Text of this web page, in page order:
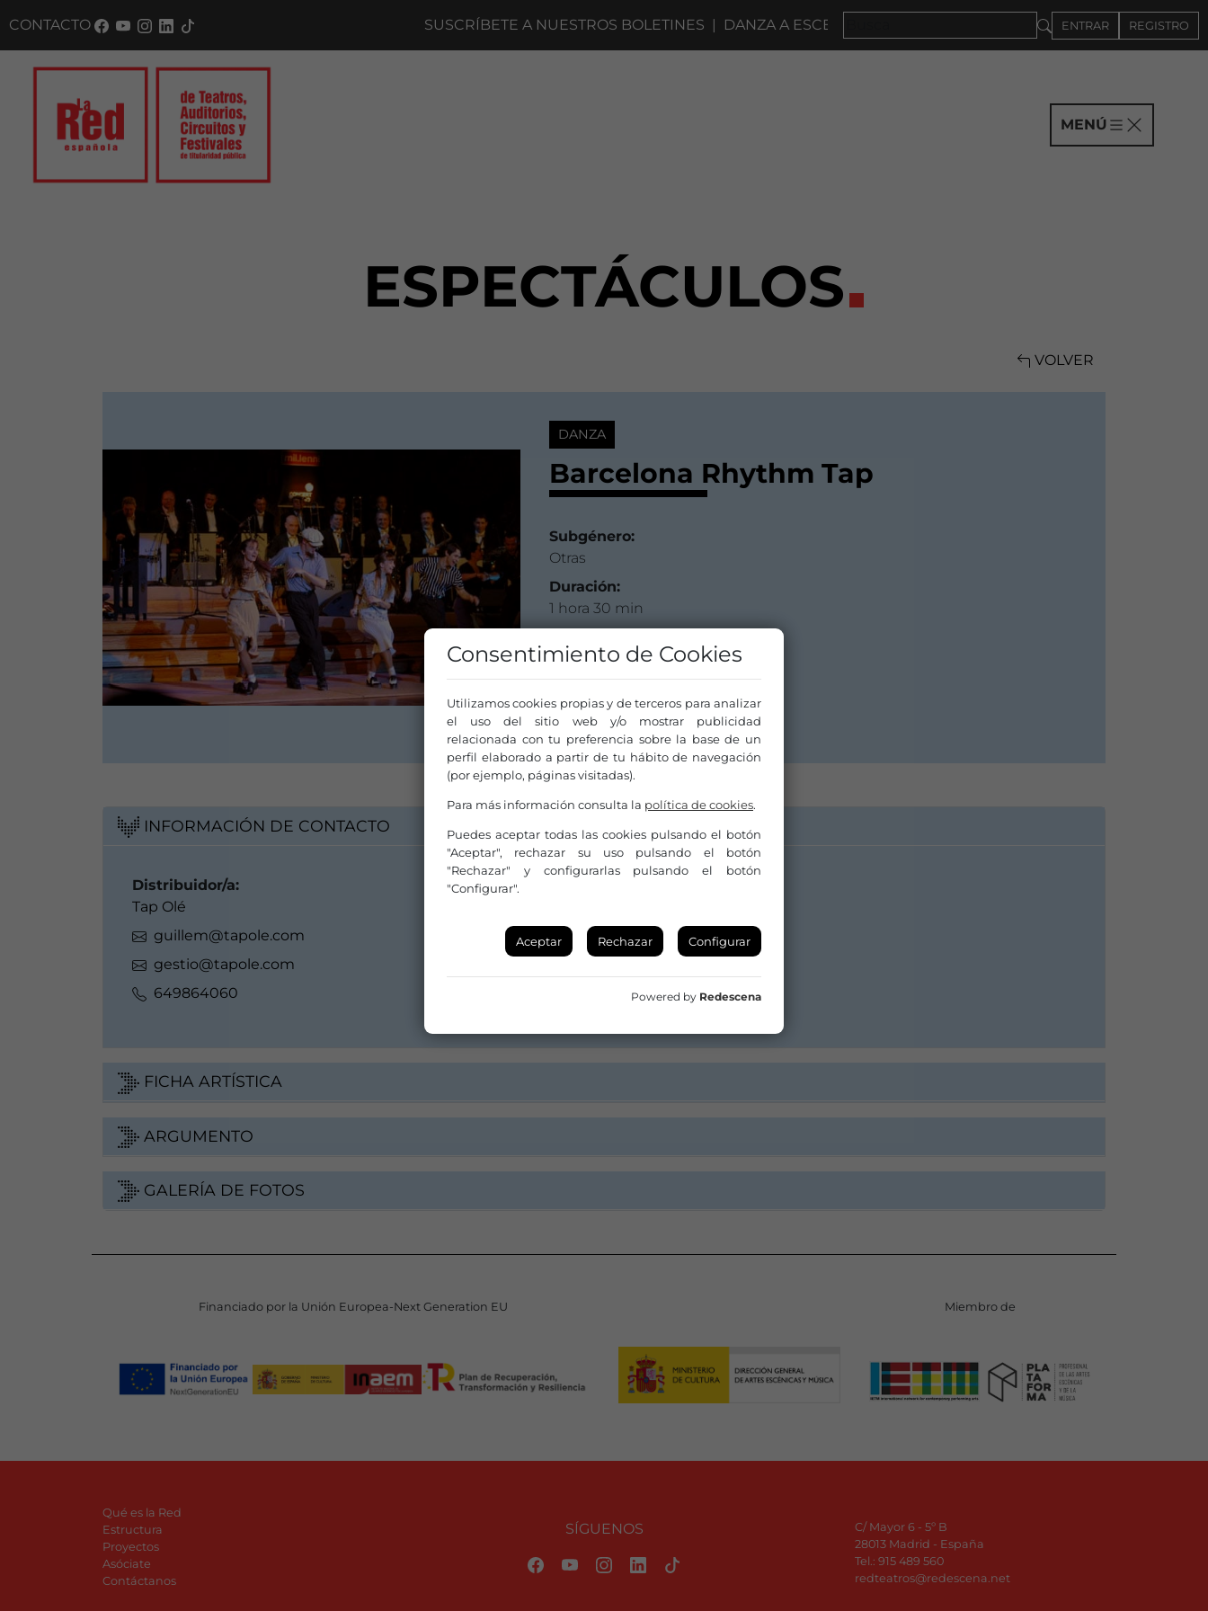
CONTACTO SUSCRÍBETE A NUESTROS BOLETINES |DANZA A ESCENA 2027 · CONVOCATORIA A COMPAÑÍAS HASTA EL
ENTRAR REGISTRO
MENÚ
ESPECTÁCULOS
VOLVER
DANZA
Barcelona Rhythm Tap
Subgénero:
Otras
Duración:
1 hora 30 min
04 junio 1999
Tap Olé
INFORMACIÓN DE CONTACTO
Distribuidor/a:
Tap Olé
guillem@tapole.com
gestio@tapole.com
649864060
FICHA ARTÍSTICA
ARGUMENTO
GALERÍA DE FOTOS
Financiado por la Unión Europea-Next Generation EU Miembro de
Qué es la Red
Estructura
Proyectos
Asóciate
Contáctanos
SÍGUENOS
C/ Mayor 6 - 5º B
28013 Madrid - España
Tel.: 915 489 560
redteatros@redescena.net
Consentimiento de Cookies
Utilizamos cookies propias y de terceros para analizar
el uso del sitio web y/o mostrar publicidad
relacionada con tu preferencia sobre la base de un
perfil elaborado a partir de tu hábito de navegación
(por ejemplo, páginas visitadas).
Para más información consulta la política de cookies.
Puedes aceptar todas las cookies pulsando el botón
"Aceptar", rechazar su uso pulsando el botón
"Rechazar" y configurarlas pulsando el botón
"Configurar".
Aceptar Rechazar Configurar
Powered by Redescena